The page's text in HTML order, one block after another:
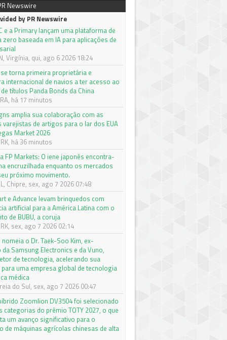
Newswire
by PR Newswire
e a Primary lançam uma plataforma de
zero baseada em IA para aplicações de
Virgínia, qui, ago 6 2026 18:24
torna primeira proprietária e
internacional de navios a ter acesso ao
títulos Panda Bonds da China
há 17 minutos
amplia sua colaboração com as
varejistas de artigos para o lar dos EUA
Market 2026
há 36 minutos
FP Markets: O iene japonês encontra-
encruzilhada enquanto os mercados
próximo movimento.
Chipre, sex, ago 7 2026 07:48
e Advance levam brinquedos com
artificial para a América Latina com o
de BUBU, a coruja
sex, ago 7 2026 02:14
nomeia o Dr. Taek-Soo Kim, ex-
da Samsung Electronics e da Vuno,
de tecnologia, acelerando sua
uma empresa global de tecnologia
médica
do Sul, sex, ago 7 2026 00:47
Zoomlion DV3504 foi selecionado
categorias do prêmio TOTY 2027, o que
um avanço significativo para o
de máquinas agrícolas chinesas de alta